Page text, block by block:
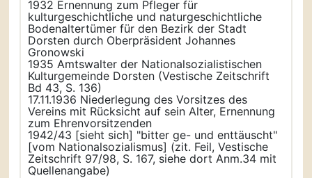
1932 Ernennung zum Pfleger für
kulturgeschichtliche und naturgeschichtliche
Bodenaltertümer für den Bezirk der Stadt
Dorsten durch Oberpräsident Johannes
Gronowski
1935 Amtswalter der Nationalsozialistischen
Kulturgemeinde Dorsten (Vestische Zeitschrift
Bd 43, S. 136)
17.11.1936 Niederlegung des Vorsitzes des
Vereins mit Rücksicht auf sein Alter, Ernennung
zum Ehrenvorsitzenden
1942/43 [sieht sich] "bitter ge- und enttäuscht"
[vom Nationalsozialismus] (zit. Feil, Vestische
Zeitschrift 97/98, S. 167, siehe dort Anm.34 mit
Quellenangabe)